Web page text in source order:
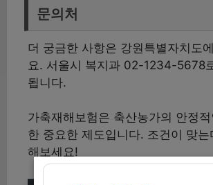
문의처
더 궁금한 사항은 강원특별자치도
요. 서울시 복지과 02-1234-5678
됩니다.
가축재해보험은 축산농가의 안정
한 중요한 제도입니다. 조건이 맞는
해보세요!